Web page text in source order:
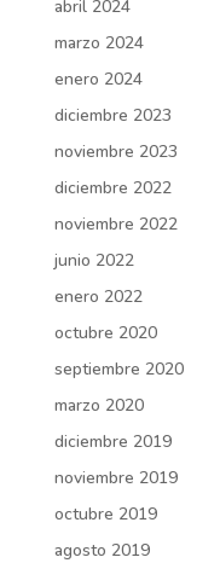
abril 2024
marzo 2024
enero 2024
diciembre 2023
noviembre 2023
diciembre 2022
noviembre 2022
junio 2022
enero 2022
octubre 2020
septiembre 2020
marzo 2020
diciembre 2019
noviembre 2019
octubre 2019
agosto 2019